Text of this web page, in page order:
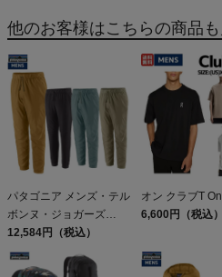
他のお客様はこちらの商品
パタゴニア メンズ・テル
ボンヌ・ジョガーズ
PATAGONIA MS
TERREBONNE
JOGGERS
12,584円（税込）
オン クラブT
6,600円（税込）